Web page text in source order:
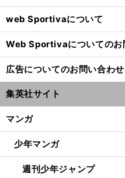
web Sportivaについて
Web Sportivaについてのお
広告についてのお問い合わせ
集英社サイト
マンガ
少年マンガ
週刊少年ジャンプ